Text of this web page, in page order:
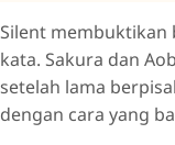
Silent membuktikan
kata. Sakura dan
setelah lama
dengan cara yang